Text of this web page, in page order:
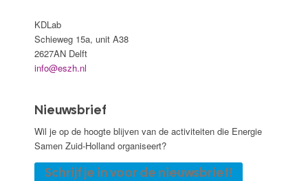
KDLab
Schieweg 15a, unit A38
2627AN Delft
info@eszh.nl
Nieuwsbrief
Wil je op de hoogte blijven van de activiteiten die Energie
Samen Zuid-Holland organiseert?
Schrijf je in voor de nieuwsbrief!